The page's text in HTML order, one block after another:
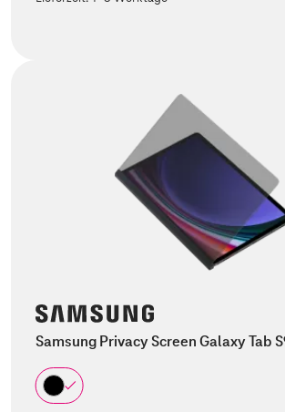
Samsung Privacy Screen Galaxy Tab